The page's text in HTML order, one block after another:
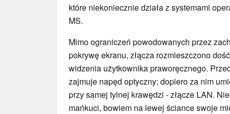
które niekoniecznie działa z systemami
MS.
Mimo ograniczeń powodowanych przez
pokrywę ekranu, złącza rozmieszczono
widzenia użytkownika praworęcznego.
zajmuje napęd optyczny; dopiero za nim
przy samej tylnej krawędzi - złącze LAN.
mańkuci, bowiem na lewej ściance swoje